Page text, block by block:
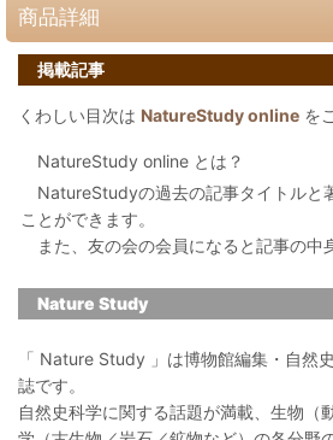
商品詳細
掲載記事
くわしい目次は NatureStudy online を
NatureStudy online とは？
NatureStudyの過去の記事タイトルと
ことができます。
また、友の会の会員になると記事の中
Nature Study
「 Nature Study 」は博物館編集・自然
誌です。
自然史科学に関する話題が満載、生物（